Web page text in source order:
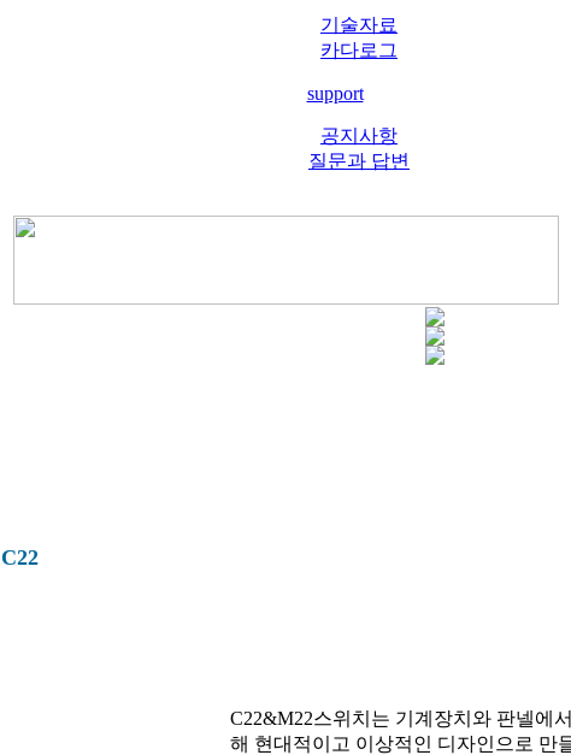
기술자료
카다로그
support
공지사항
질문과 답변
C22
C22&M22스위치는 기계장치와 판넬에
해 현대적이고 이상적인 디자인으로 만